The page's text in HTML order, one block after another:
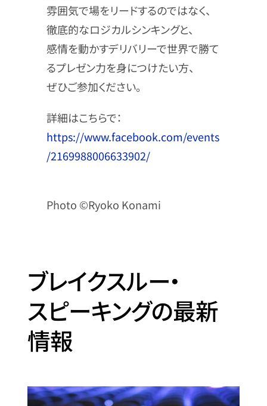
雰囲気で場をリードするのではなく、
徹底的なロジカルシンキングと、
感情を動かすデリバリーで世界で勝て
るプレゼン力を身につけたい方、
ぜひご参加ください。
詳細はこちらで：
https://www.facebook.com/events
/2169988006633902/
Photo ©Ryoko Konami
ブレイクスルー・
スピーキングの最新
情報